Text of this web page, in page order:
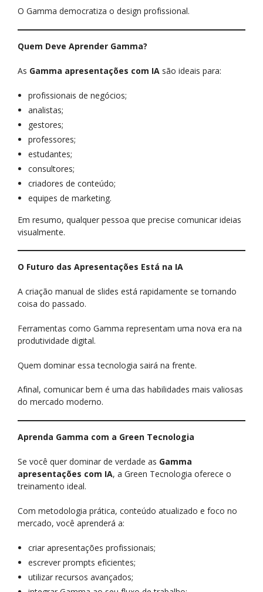
O Gamma democratiza o design profissional.
Quem Deve Aprender Gamma?
As Gamma apresentações com IA são ideais para:
profissionais de negócios;
analistas;
gestores;
professores;
estudantes;
consultores;
criadores de conteúdo;
equipes de marketing.
Em resumo, qualquer pessoa que precise comunicar ideias
visualmente.
O Futuro das Apresentações Está na IA
A criação manual de slides está rapidamente se tornando
coisa do passado.
Ferramentas como Gamma representam uma nova era na
produtividade digital.
Quem dominar essa tecnologia sairá na frente.
Afinal, comunicar bem é uma das habilidades mais valiosas
do mercado moderno.
Aprenda Gamma com a Green Tecnologia
Se você quer dominar de verdade as Gamma
apresentações com IA, a Green Tecnologia oferece o
treinamento ideal.
Com metodologia prática, conteúdo atualizado e foco no
mercado, você aprenderá a:
criar apresentações profissionais;
escrever prompts eficientes;
utilizar recursos avançados;